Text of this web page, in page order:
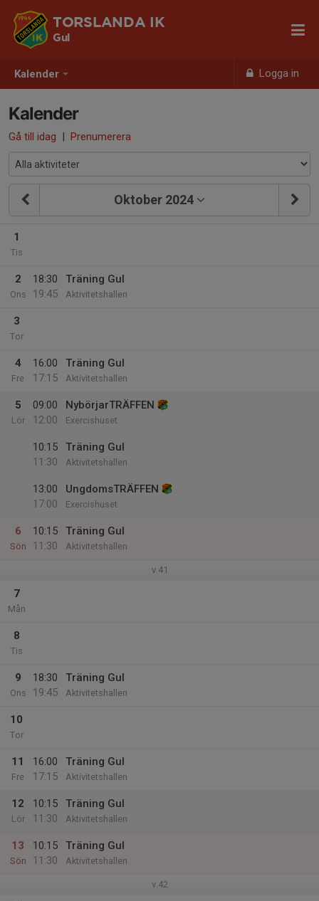
Kalender Logga in
TORSLANDA IK
Gul
Kalender
Gå till idag | Prenumerera
Oktober 2024
1
Tis
2
Ons
18:30
19:45
Träning Gul
Aktivitetshallen
3
Tor
4
Fre
16:00
17:15
Träning Gul
Aktivitetshallen
5
Lör
09:00
12:00
NybörjarTRÄFFEN
Exercishuset
10:15
11:30
Träning Gul
Aktivitetshallen
13:00
17:00
UngdomsTRÄFFEN
Exercishuset
6
Sön
10:15
11:30
Träning Gul
Aktivitetshallen
v.41
7
Mån
8
Tis
9
Ons
18:30
19:45
Träning Gul
Aktivitetshallen
10
Tor
11
Fre
16:00
17:15
Träning Gul
Aktivitetshallen
12
Lör
10:15
11:30
Träning Gul
Aktivitetshallen
13
Sön
10:15
11:30
Träning Gul
Aktivitetshallen
v.42